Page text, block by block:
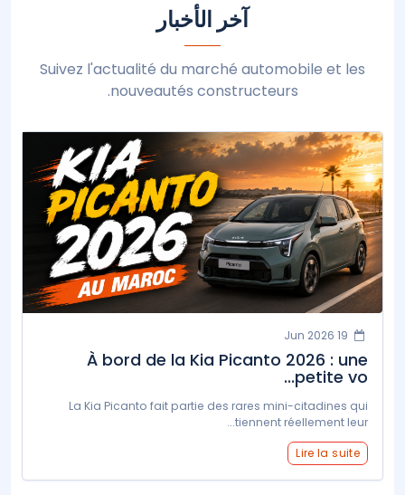
آخر الأخبار
Suivez l'actualité du marché automobile et les
nouveautés constructeurs.
À bord de la Kia Picanto 2026 : une
petite vo...
La Kia Picanto fait partie des rares mini-citadines qui
tiennent réellement leur...
Lire la suite